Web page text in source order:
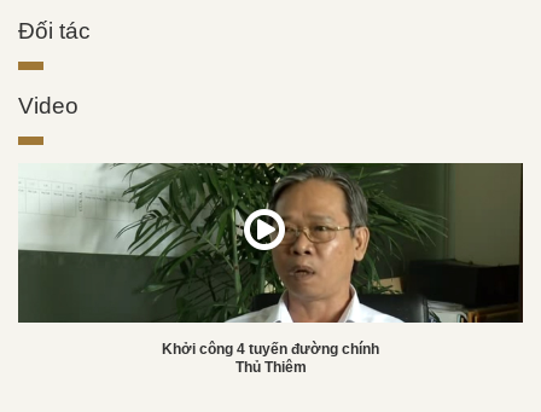
Đối tác
Video
Khởi công 4 tuyến đường chính
Thủ Thiêm